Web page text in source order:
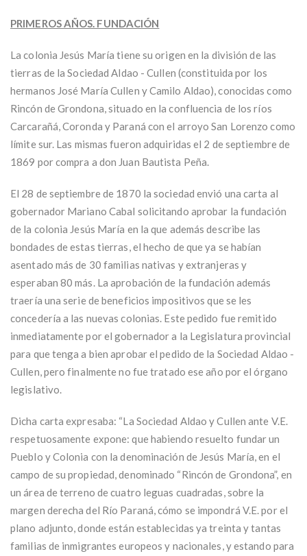
PRIMEROS AÑOS. FUNDACIÓN
La colonia Jesús María tiene su origen en la división de las
tierras de la Sociedad Aldao - Cullen (constituida por los
hermanos José María Cullen y Camilo Aldao), conocidas como
Rincón de Grondona, situado en la confluencia de los ríos
Carcarañá, Coronda y Paraná con el arroyo San Lorenzo como
límite sur. Las mismas fueron adquiridas el 2 de septiembre de
1869 por compra a don Juan Bautista Peña.
El 28 de septiembre de 1870 la sociedad envió una carta al
gobernador Mariano Cabal solicitando aprobar la fundación
de la colonia Jesús María en la que además describe las
bondades de estas tierras, el hecho de que ya se habían
asentado más de 30 familias nativas y extranjeras y
esperaban 80 más. La aprobación de la fundación además
traería una serie de beneficios impositivos que se les
concedería a las nuevas colonias. Este pedido fue remitido
inmediatamente por el gobernador a la Legislatura provincial
para que tenga a bien aprobar el pedido de la Sociedad Aldao -
Cullen, pero finalmente no fue tratado ese año por el órgano
legislativo.
Dicha carta expresaba: “La Sociedad Aldao y Cullen ante V.E.
respetuosamente expone: que habiendo resuelto fundar un
Pueblo y Colonia con la denominación de Jesús María, en el
campo de su propiedad, denominado “Rincón de Grondona”, en
un área de terreno de cuatro leguas cuadradas, sobre la
margen derecha del Río Paraná, cómo se impondrá V.E. por el
plano adjunto, donde están establecidas ya treinta y tantas
familias de inmigrantes europeos y nacionales, y estando para